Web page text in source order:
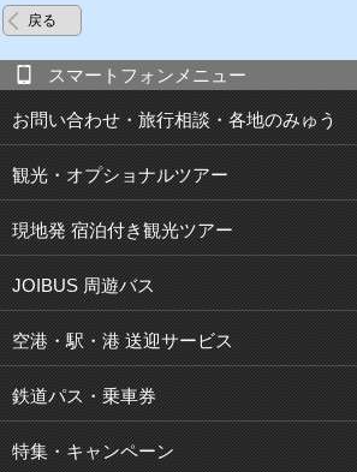
戻る
スマートフォンメニュー
お問い合わせ・旅行相談・各地のみゅう
観光・オプショナルツアー
現地発 宿泊付き観光ツアー
JOIBUS 周遊バス
空港・駅・港 送迎サービス
鉄道パス・乗車券
特集・キャンペーン